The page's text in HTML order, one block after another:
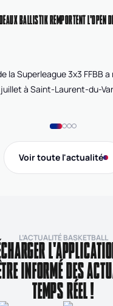
BALLISTIK REMPORTENT L'OPEN
la Superleague 3x3 FFBB
à Saint-Laurent-du-
disputées sur la
Voir toute l'actualité
L’ACTUALITÉ BASKETBALL
INFORMÉ DES
TEMPS RÉEL !